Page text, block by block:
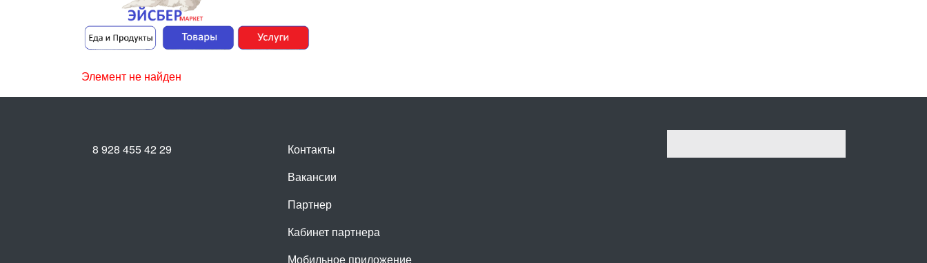
Элемент не найден
Контакты
Вакансии
Партнер
Кабинет партнера
Мобильное приложение
8 928 455 42 29